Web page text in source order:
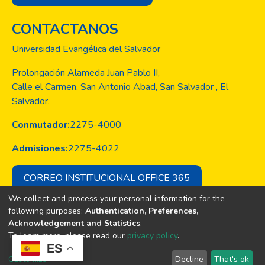
ES
CONTACTANOS
Universidad Evangélica del Salvador
Prolongación Alameda Juan Pablo II,
Calle el Carmen, San Antonio Abad, San Salvador , El
Salvador.
Conmutador:2275-4000
Admisiones:2275-4022
CORREO INSTITUCIONAL OFFICE 365
Copyright © Todos los derechos son
de la Universidad Evangélica de El
We collect and process your personal information for the
following purposes: Authentication, Preferences,
Acknowledgement and Statistics.
To learn more, please read our privacy policy.
Customize Decline That's ok